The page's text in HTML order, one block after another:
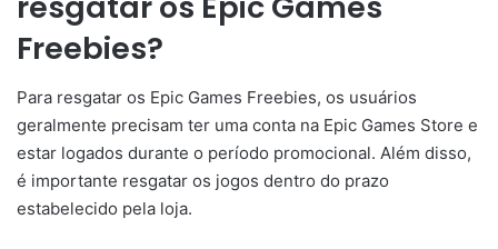
Freebies?
Para resgatar os Epic Games Freebies, os usuários
geralmente precisam ter uma conta na Epic Games Store e
estar logados durante o período promocional. Além disso,
é importante resgatar os jogos dentro do prazo
estabelecido pela loja.